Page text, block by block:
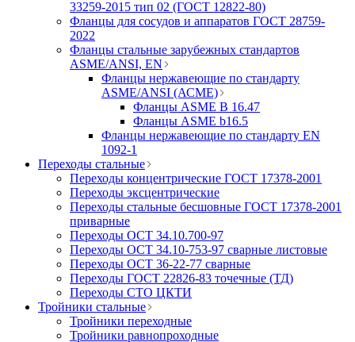
33259-2015 тип 02 (ГОСТ 12822-80)
Фланцы для сосудов и аппаратов ГОСТ 28759-
2022
Фланцы стальные зарубежных стандартов
ASME/ANSI, EN
Фланцы нержавеющие по стандарту
ASME/ANSI (АСМЕ)
Фланцы ASME B 16.47
Фланцы ASME b16.5
Фланцы нержавеющие по стандарту EN
1092-1
Переходы стальные
Переходы концентрические ГОСТ 17378-2001
Переходы эксцентрические
Переходы стальные бесшовные ГОСТ 17378-2001
приварные
Переходы ОСТ 34.10.700-97
Переходы ОСТ 34.10-753-97 сварные листовые
Переходы ОСТ 36-22-77 сварные
Переходы ГОСТ 22826-83 точечные (ТД)
Переходы СТО ЦКТИ
Тройники стальные
Тройники переходные
Тройники равнопроходные